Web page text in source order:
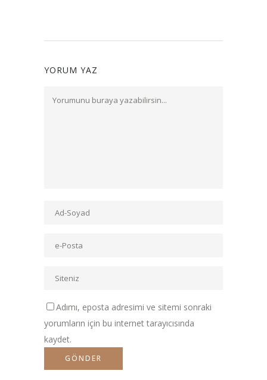
YORUM YAZ
Adımı, eposta adresimi ve sitemi sonraki
yorumların için bu internet tarayıcısında
kaydet.